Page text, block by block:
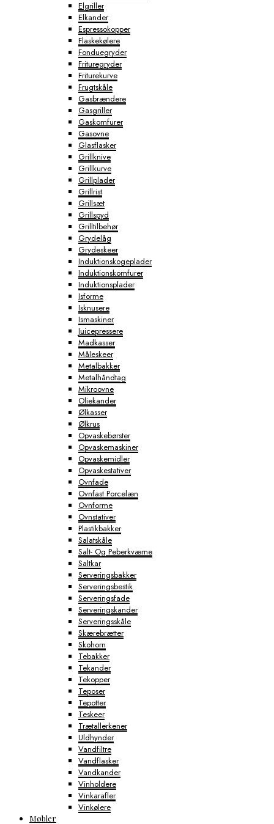
Elgriller
Elkander
Espressokopper
Flaskekølere
Fonduegryder
Frituregryder
Friturekurve
Frugtskåle
Gasbrændere
Gasgriller
Gaskomfurer
Gasovne
Glasflasker
Grillknive
Grillkurve
Grillplader
Grillrist
Grillsæt
Grillspyd
Grilltilbehør
Grydelåg
Grydeskeer
Induktionskogeplader
Induktionskomfurer
Induktionsplader
Isforme
Isknusere
Ismaskiner
Juicepressere
Madkasser
Måleskeer
Metalbakker
Metalhåndtag
Mikroovne
Oliekander
Ølkasser
Ølkrus
Opvaskebørster
Opvaskemaskiner
Opvaskemidler
Opvaskestativer
Ovnfade
Ovnfast Porcelæn
Ovnforme
Ovnstativer
Plastikbakker
Salatskåle
Salt- Og Peberkværne
Saltkar
Serveringsbakker
Serveringsbestik
Serveringsfade
Serveringskander
Serveringsskåle
Skærebrætter
Skohorn
Tebakker
Tekander
Tekopper
Teposer
Tepotter
Teskeer
Trætallerkener
Uldhynder
Vandfiltre
Vandflasker
Vandkander
Vinholdere
Vinkarafler
Vinkølere
Møbler